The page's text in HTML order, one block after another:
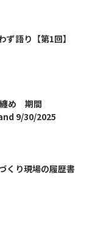
ず語り【第1回】
纏め 期間
9/30/2025
くり現場の履歴書